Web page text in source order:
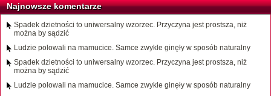
Najnowsze komentarze
Spadek dzietności to uniwersalny wzorzec. Przyczyna jest prostsza, niż
można by sądzić
Ludzie polowali na mamucice. Samce zwykle ginęły w sposób naturalny
Spadek dzietności to uniwersalny wzorzec. Przyczyna jest prostsza, niż
można by sądzić
Ludzie polowali na mamucice. Samce zwykle ginęły w sposób naturalny